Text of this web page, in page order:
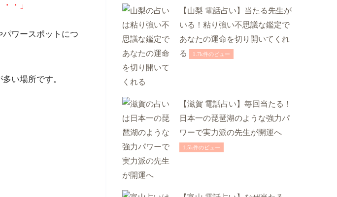
・」
ワースポットにつ
い場所です。
【山梨 電話占い】当たる先生が
いる！粘り強い不思議な鑑定で
あなたの運命を切り開いてくれ
る
1.7k件のビュー
【滋賀 電話占い】毎回当たる！
日本一の琵琶湖のような強力パ
ワーで実力派の先生が開運へ
1.5k件のビュー